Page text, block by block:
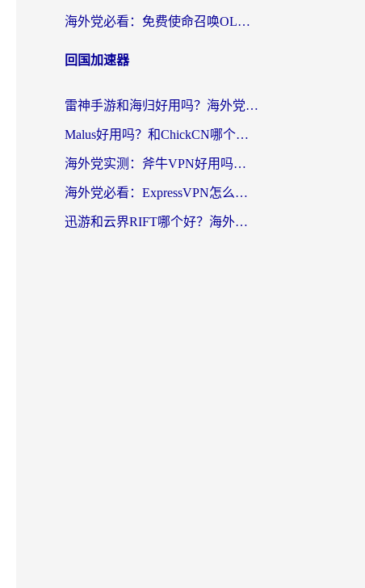
海外党必看：免费使命召唤OL加速器怎么选？3个国服游戏加速痛点一次性解决
回国加速器
雷神手游和海归好用吗？海外党亲测3款热门回国加速器+番茄加速器深度体验
Malus好用吗？和ChickCN哪个好？海外党亲测：选对回国加速器，追剧游戏不卡顿
海外党实测：斧牛VPN好用吗？和快喵VPN对比哪个回国效果更好？附3款热门加速器深度分析
海外党必看：ExpressVPN怎么样？3步选对回国加速器，无缝刷国内剧玩手游
迅游和云界RIFT哪个好？海外党亲测3款回国加速器，教你无缝刷国内剧玩游戏